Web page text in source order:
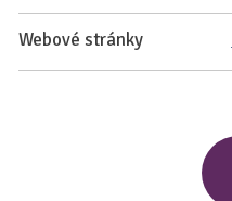
Webové stránky